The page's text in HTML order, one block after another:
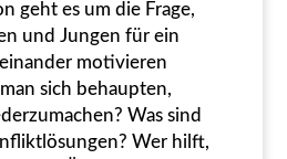
geht es um die Frage,
und Jungen für ein
motivieren
sich behaupten,
Was sind
Wer hilft,